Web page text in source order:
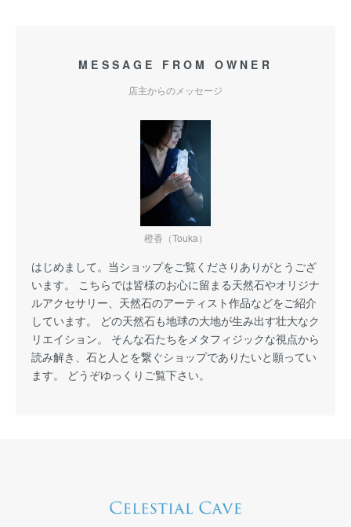
MESSAGE FROM OWNER
店主からのメッセージ
橙香（Touka）
はじめまして。当ショップをご覧くださりありがとうござ
います。 こちらでは皆様のお心に留まる天然石やオリジナ
ルアクセサリー、天然石のアーティスト作品などをご紹介
しています。 どの天然石も地球の大地が生み出す壮大なク
リエイション。 そんな石たちをメタフィジックな視点から
読み解き、石と人とを繋ぐショップでありたいと願ってい
ます。 どうぞゆっくりご覧下さい。